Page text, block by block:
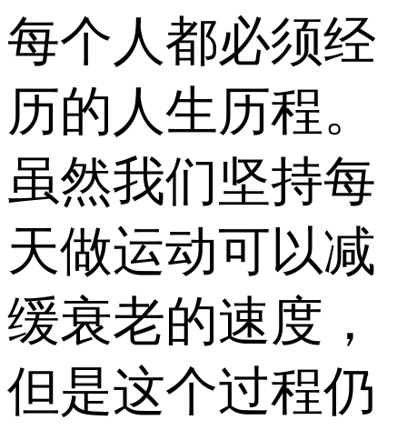
每个人都必须经
历的人生历程。
虽然我们坚持每
天做运动可以减
缓衰老的速度，
但是这个过程仍